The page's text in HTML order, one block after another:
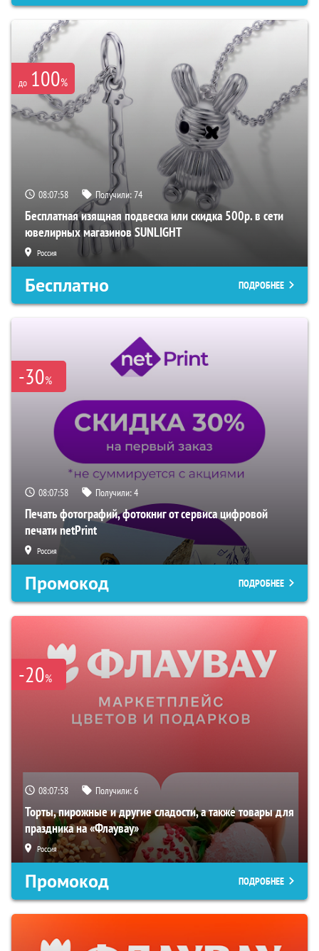
до 100%
08:07:57 Получили:74
Бесплатная изящная подвеска или скидка 500р. в сети
ювелирных магазинов SUNLIGHT
Россия
Бесплатно ПОДРОБНЕЕ
-30%
08:07:57 Получили:4
Печать фотографий, фотокниг от сервиса цифровой
печати netPrint
Россия
Промокод ПОДРОБНЕЕ
-20%
08:07:57 Получили:6
Торты, пирожные и другие сладости, а также товары для
праздника на «Флаувау»
Россия
Промокод ПОДРОБНЕЕ